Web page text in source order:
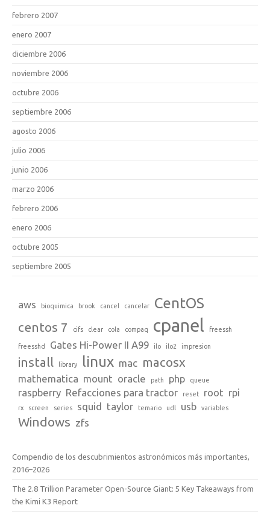
febrero 2007
enero 2007
diciembre 2006
noviembre 2006
octubre 2006
septiembre 2006
agosto 2006
julio 2006
junio 2006
marzo 2006
febrero 2006
enero 2006
octubre 2005
septiembre 2005
aws bioquimica brook cancel cancelar CentOS
centos 7 cifs clear cola compaq cpanel freessh
freesshd Gates Hi-Power II A99 ilo ilo2 impresion
install library linux mac macosx
mathematica mount oracle path php queue
raspberry Refacciones para tractor reset root rpi
rx screen series squid taylor temario udl usb variables
Windows zfs
Compendio de los descubrimientos astronómicos más importantes,
2016–2026
The 2.8 Trillion Parameter Open-Source Giant: 5 Key Takeaways from
the Kimi K3 Report